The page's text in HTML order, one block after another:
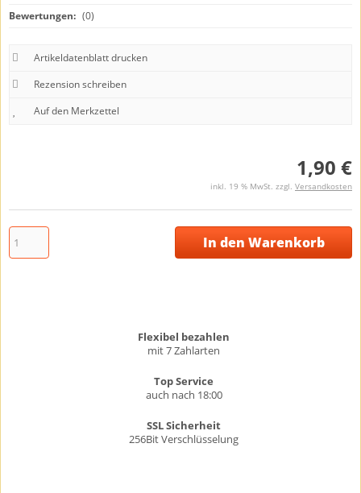
Bewertungen: (0)
Artikeldatenblatt drucken
Rezension schreiben
1,90 €
inkl. 19 % MwSt. zzgl. Versandkosten
In den Warenkorb
Flexibel bezahlen
mit 7 Zahlarten
Top Service
auch nach 18:00
SSL Sicherheit
256Bit Verschlüsselung